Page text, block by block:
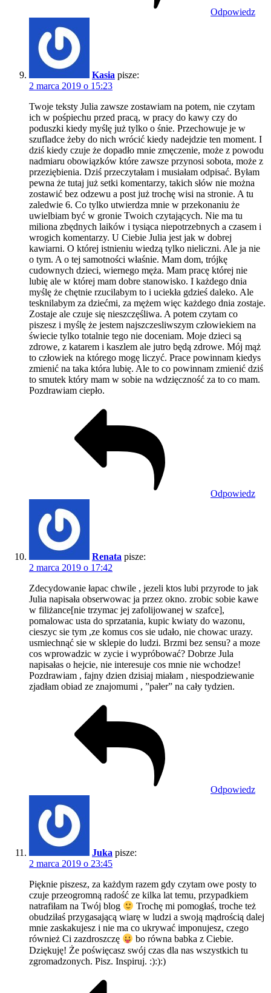
Odpowiedz
Kasia pisze:
2 marca 2019 o 15:23
Twoje teksty Julia zawsze zostawiam na potem, nie czytam
ich w pośpiechu przed pracą, w pracy do kawy czy do
poduszki kiedy myślę już tylko o śnie. Przechowuje je w
szufladce żeby do nich wrócić kiedy nadejdzie ten moment. I
dziś kiedy czuje że dopadło mnie zmęczenie, może z powodu
nadmiaru obowiązków które zawsze przynosi sobota, może z
przeziębienia. Dziś przeczytałam i musiałam odpisać. Byłam
pewna że tutaj już setki komentarzy, takich słów nie można
zostawić bez odzewu a post już trochę wisi na stronie. A tu
zaledwie 6. Co tylko utwierdza mnie w przekonaniu że
uwielbiam być w gronie Twoich czytających. Nie ma tu
miliona zbędnych laików i tysiąca niepotrzebnych a czasem i
wrogich komentarzy. U Ciebie Julia jest jak w dobrej
kawiarni. O której istnieniu wiedzą tylko nieliczni. Ale ja nie
o tym. A o tej samotności właśnie. Mam dom, trójkę
cudownych dzieci, wiernego męża. Mam pracę której nie
lubię ale w której mam dobre stanowisko. I każdego dnia
myślę że chętnie rzucilabym to i uciekła gdzieś daleko. Ale
tesknilabym za dziećmi, za mężem więc każdego dnia zostaje.
Zostaje ale czuje się nieszczęśliwa. A potem czytam co
piszesz i myślę że jestem najszczesliwszym człowiekiem na
świecie tylko totalnie tego nie doceniam. Moje dzieci są
zdrowe, z katarem i kaszlem ale jutro będą zdrowe. Mój mąż
to człowiek na którego mogę liczyć. Prace powinnam kiedys
zmienić na taka która lubię. Ale to co powinnam zmienić dziś
to smutek który mam w sobie na wdzięczność za to co mam.
Pozdrawiam ciepło.
Odpowiedz
Renata pisze:
2 marca 2019 o 17:42
Zdecydowanie łapac chwile , jezeli ktos lubi przyrode to jak
Julia napisała obserwowac ja przez okno. zrobic sobie kawe
w filiżance[nie trzymac jej zafolijowanej w szafce],
pomalowac usta do sprzatania, kupic kwiaty do wazonu,
cieszyc sie tym ,ze komus cos sie udało, nie chowac urazy.
usmiechnąć sie w sklepie do ludzi. Brzmi bez sensu? a moze
cos wprowadzic w zycie i wypróbować? Dobrze Jula
napisałas o hejcie, nie interesuje cos mnie nie wchodze!
Pozdrawiam , fajny dzien dzisiaj miałam , niespodziewanie
zjadłam obiad ze znajomumi , ”pałer” na cały tydzien.
Odpowiedz
Juka pisze:
2 marca 2019 o 23:45
Pięknie piszesz, za każdym razem gdy czytam owe posty to
czuje przeogromną radość ze kilka lat temu, przypadkiem
natrafiłam na Twój blog
Trochę mi pomogłaś, troche też
obudziłaś przygasającą wiarę w ludzi a swoją mądrością dalej
mnie zaskakujesz i nie ma co ukrywać imponujesz, czego
również Ci zazdroszczę
bo równa babka z Ciebie.
Dziękuję! Że poświęcasz swój czas dla nas wszystkich tu
zgromadzonych. Pisz. Inspiruj. :):):)